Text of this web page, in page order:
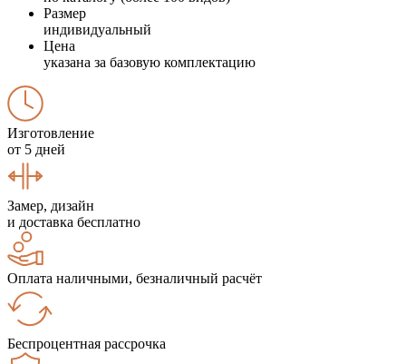
Размер
индивидуальный
Цена
указана за базовую комплектацию
Изготовление
от 5 дней
Замер, дизайн
и доставка бесплатно
Оплата наличными, безналичный расчёт
Беспроцентная рассрочка